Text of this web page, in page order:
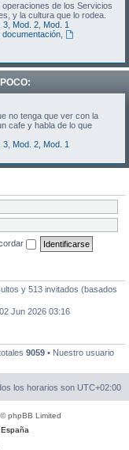
de los Servicios
y la cultura que lo rodea.
3 Mod. 2 Mod. 1
,
no tenga que ver con la
cafe y habla de lo que
3 Mod. 2 Mod. 1
y 513 invitados (basados
Jun 2026 03:16
9059 • Nuestro usuario
los horarios son UTC+02:00
phpBB Limited